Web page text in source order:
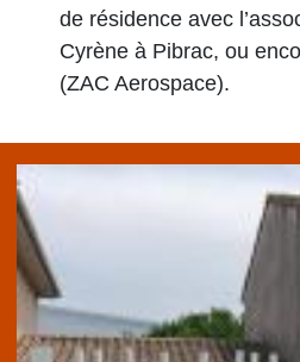
de résidence avec
Cyrène à Pibrac, ou
(ZAC Aerospace).